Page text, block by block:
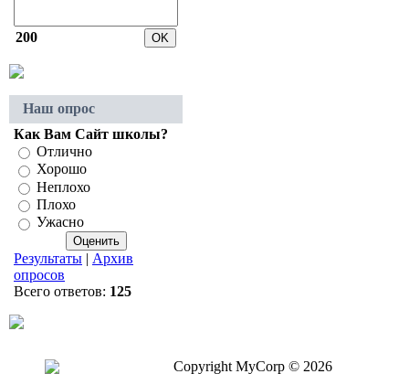
200
Наш опрос
Как Вам Сайт школы?
Отлично
Хорошо
Неплохо
Плохо
Ужасно
Результаты | Архив
опросов
Всего ответов: 125
Copyright MyCorp © 2026